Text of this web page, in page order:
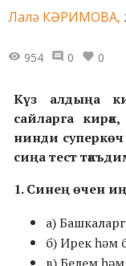
Лалә КӘРИМОВА,
954 0 0
Күз алдыңа
сайларга
нинди суперкөч
сиңа тест
1. Синең өчен
а)
б) Ирек һәм
в) Белем